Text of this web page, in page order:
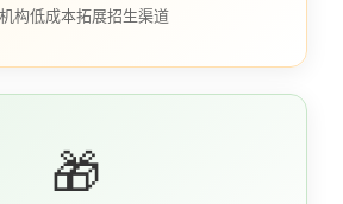
构低成本拓展招生渠道
🎁